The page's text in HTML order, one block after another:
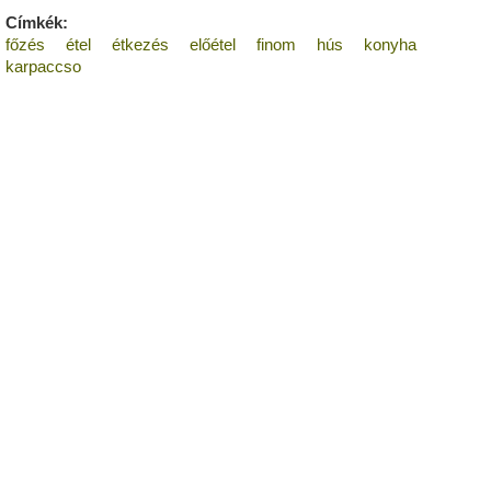
Címkék:
főzés
étel étkezés előétel finom hús
konyha
karpaccso